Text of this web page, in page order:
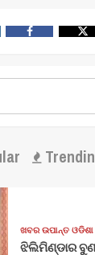
ଖବର ଉପାନ୍ତ ଓଡିଶା
ଝିଲିମିଣ୍ଡାର